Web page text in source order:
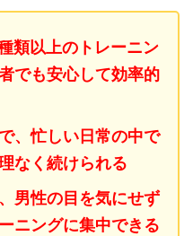
類以上のトレーニン
でも安心して効率的
、忙しい日常の中で
なく続けられる
男性の目を気にせず
ニングに集中できる